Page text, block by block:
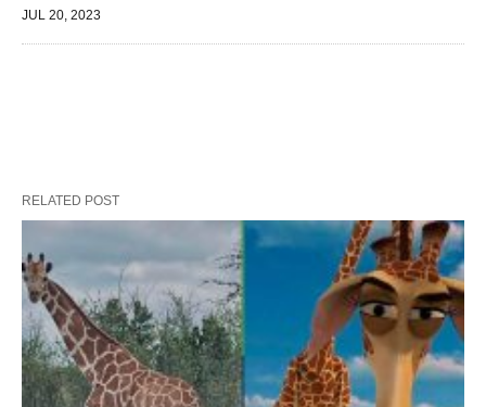
JUL 20, 2023
RELATED POST